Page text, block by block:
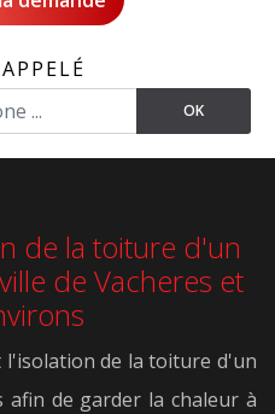
de la toiture d'un
de Vacheres et
de la toiture d'un
afin de garder la chaleur à